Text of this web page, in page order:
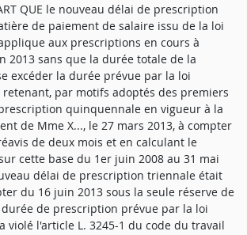
QUE le nouveau délai de prescription
de paiement de salaire issu de la loi
aux prescriptions en cours à
2013 sans que la durée totale de la
excéder la durée prévue par la loi
par motifs adoptés des premiers
quinquennale en vigueur à la
de Mme X..., le 27 mars 2013, à compter
de deux mois et en calculant le
cette base du 1er juin 2008 au 31 mai
délai de prescription triennale était
du 16 juin 2013 sous la seule réserve de
de prescription prévue par la loi
violé l'article L. 3245-1 du code du travail